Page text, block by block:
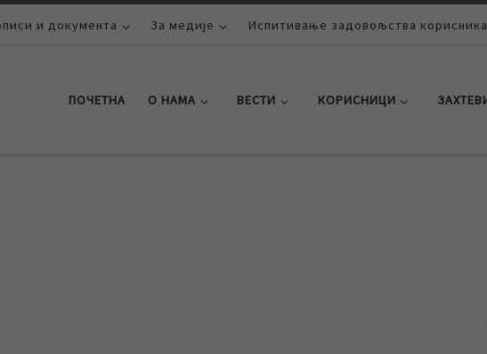
и документа За медије Испитивање задовољства корисника
ПОЧЕТНА О НАМА ВЕСТИ КОРИСНИЦИ